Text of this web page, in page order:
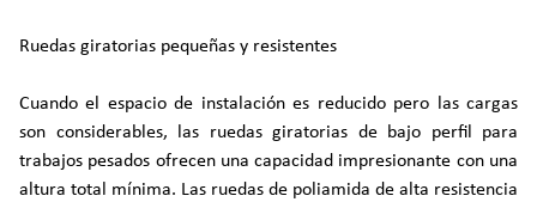
Ruedas giratorias pequeñas y resistentes
Cuando el espacio de instalación es reducido pero las cargas
son considerables, las ruedas giratorias de bajo perfil para
trabajos pesados ofrecen una capacidad impresionante con una
altura total mínima. Las ruedas de poliamida de alta resistencia